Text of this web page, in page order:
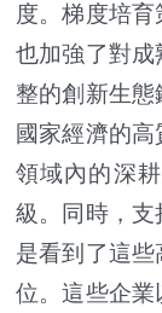
度。梯度培育
也加強了對
整的創新生態
國家經濟的
領域內的深
級。同時，支
是看到了這
位。這些企